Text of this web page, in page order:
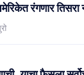
रंगणार तिसरा